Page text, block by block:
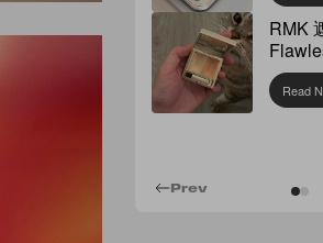
RMK
Read
Prev